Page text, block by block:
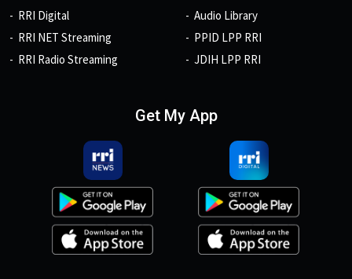
RRI Digital
RRI NET Streaming
RRI Radio Streaming
Audio Library
PPID LPP RRI
JDIH LPP RRI
Get My App